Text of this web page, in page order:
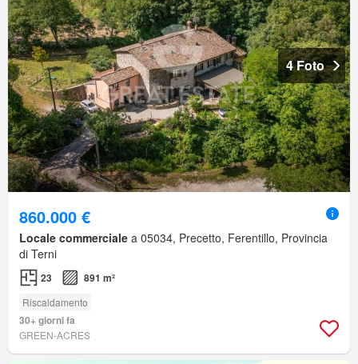
4 Foto
860.000 €
Locale commerciale a 05034, Precetto, Ferentillo, Provincia
di Terni
23 891 m²
Riscaldamento
30+ giorni fa
GREEN-ACRES